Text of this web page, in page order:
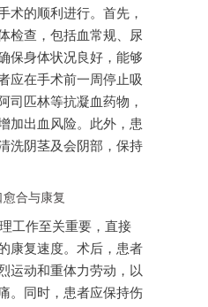
术的顺利进行。首先，
检查，包括血常规、尿
保身体状况良好，能够
应在手术前一周停止吸
司匹林等抗凝血药物，
加出血风险。此外，患
洗阴茎及会阴部，保持
合与康复
工作至关重要，直接
康复速度。术后，患者
运动和重体力劳动，以
。同时，患者应保持伤